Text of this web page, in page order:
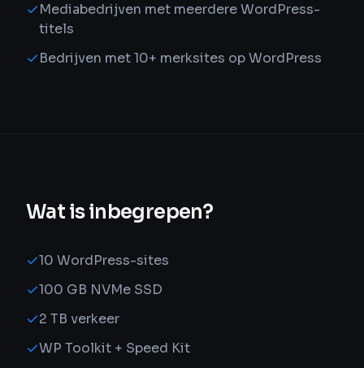
Mediabedrijven met meerdere WordPress-
titels
Bedrijven met 10+ merksites op WordPress
Wat is inbegrepen?
10 WordPress-sites
100 GB NVMe SSD
2 TB verkeer
WP Toolkit + Speed Kit